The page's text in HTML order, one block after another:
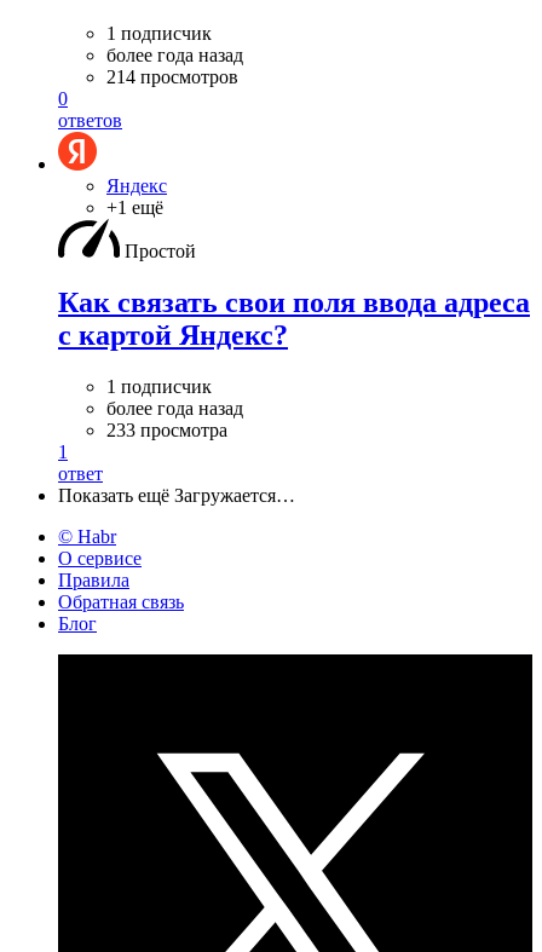
1 подписчик
более года назад
214 просмотров
0
ответов
Яндекс
+1 ещё
Простой
Как связать свои поля ввода адреса
с картой Яндекс?
1 подписчик
более года назад
233 просмотра
1
ответ
Показать ещё Загружается…
© Habr
О сервисе
Правила
Обратная связь
Блог